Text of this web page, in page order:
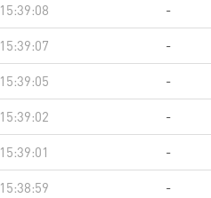
15:39:08
-
15:39:07
-
15:39:05
-
15:39:02
-
15:39:01
-
15:38:59
-